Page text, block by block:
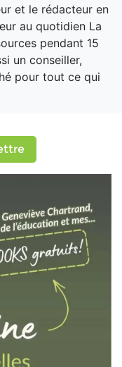
et le rédacteur en
au quotidien La
pendant 15
un conseiller,
pour tout ce qui